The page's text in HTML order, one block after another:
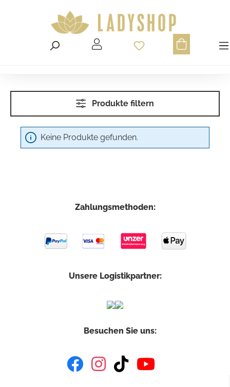
Du hast 0
Produkte filtern
Keine Produkte gefunden.
Zahlungsmethoden:
Unsere Logistikpartner:
Besuchen Sie uns: